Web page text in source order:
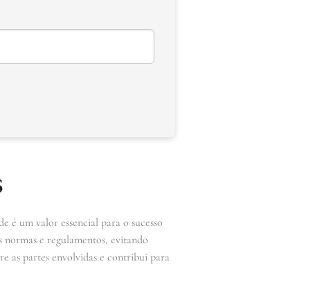
é um valor essencial para o sucesso
e regulamentos, evitando
as partes envolvidas e contribui para